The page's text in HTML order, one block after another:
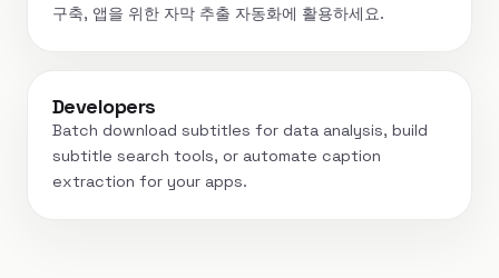
구축, 앱을 위한 자막 추출 자동화에 활용하세요.
Developers
Batch download subtitles for data analysis, build
subtitle search tools, or automate caption
extraction for your apps.